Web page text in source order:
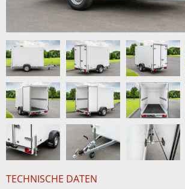
TECHNISCHE DATEN